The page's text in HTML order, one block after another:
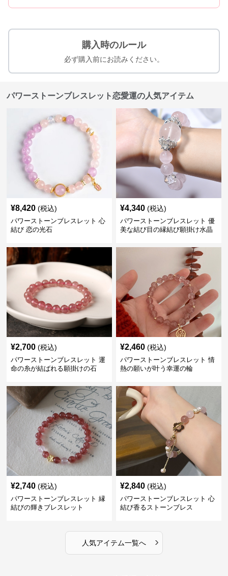
購入時のルール
必ず購入前にお読みください。
パワーストーンブレスレット恋愛運の人気アイテム
¥8,420 (税込)
パワーストーンブレスレット 心
結び 恋の光石
¥4,340 (税込)
パワーストーンブレスレット 優
美な結び目の縁結び願掛け水晶
¥2,700 (税込)
パワーストーンブレスレット 運
命の糸が結ばれる願掛けの石
¥2,460 (税込)
パワーストーンブレスレット 情
熱の願いが叶う幸運の輪
¥2,740 (税込)
パワーストーンブレスレット 縁
結びの輝きブレスレット
¥2,840 (税込)
パワーストーンブレスレット 心
結び香るストーンブレス
人気アイテム一覧へ ›